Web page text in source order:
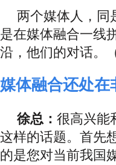
两个媒体人， 同
是在媒体融合一线
沿，他们的对话。
媒体融合还处在
徐总： 很高兴能
这样的话题。首先
的是您对当前我国